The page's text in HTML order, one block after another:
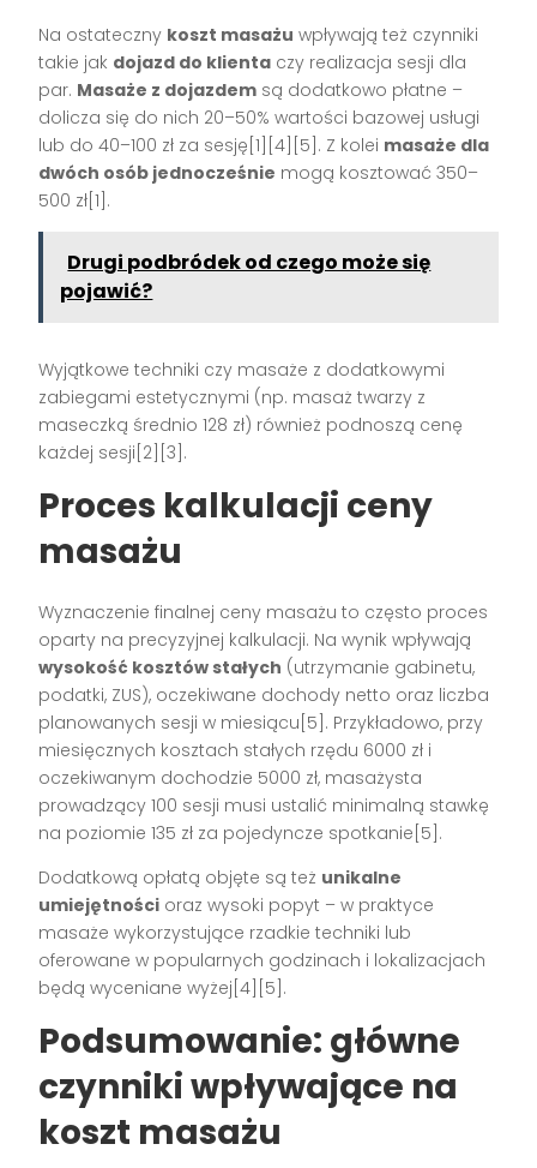
Na ostateczny koszt masażu wpływają też czynniki
takie jak dojazd do klienta czy realizacja sesji dla
par. Masaże z dojazdem są dodatkowo płatne –
dolicza się do nich 20–50% wartości bazowej usługi
lub do 40–100 zł za sesję[1][4][5]. Z kolei masaże dla
dwóch osób jednocześnie mogą kosztować 350–
500 zł[1].
Drugi podbródek od czego może się
pojawić?
Wyjątkowe techniki czy masaże z dodatkowymi
zabiegami estetycznymi (np. masaż twarzy z
maseczką średnio 128 zł) również podnoszą cenę
każdej sesji[2][3].
Proces kalkulacji ceny
masażu
Wyznaczenie finalnej ceny masażu to często proces
oparty na precyzyjnej kalkulacji. Na wynik wpływają
wysokość kosztów stałych (utrzymanie gabinetu,
podatki, ZUS), oczekiwane dochody netto oraz liczba
planowanych sesji w miesiącu[5]. Przykładowo, przy
miesięcznych kosztach stałych rzędu 6000 zł i
oczekiwanym dochodzie 5000 zł, masażysta
prowadzący 100 sesji musi ustalić minimalną stawkę
na poziomie 135 zł za pojedyncze spotkanie[5].
Dodatkową opłatą objęte są też unikalne
umiejętności oraz wysoki popyt – w praktyce
masaże wykorzystujące rzadkie techniki lub
oferowane w popularnych godzinach i lokalizacjach
będą wyceniane wyżej[4][5].
Podsumowanie: główne
czynniki wpływające na
koszt masażu